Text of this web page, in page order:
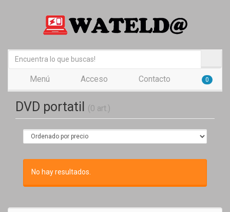
Menú Acceso Contacto 0
DVD portatil (0 art.)
No hay resultados.